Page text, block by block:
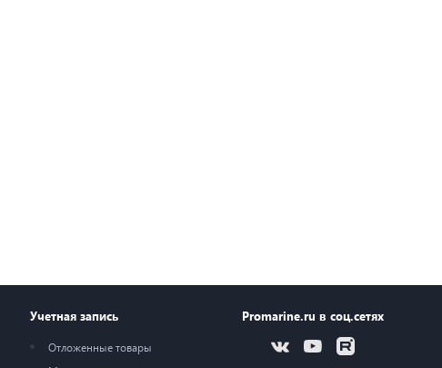
Учетная запись
Отложенные товары
Promarine.ru в соц.сетях